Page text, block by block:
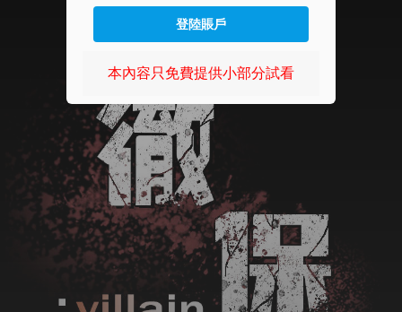
登陸賬戶
本內容只免費提供小部分試看